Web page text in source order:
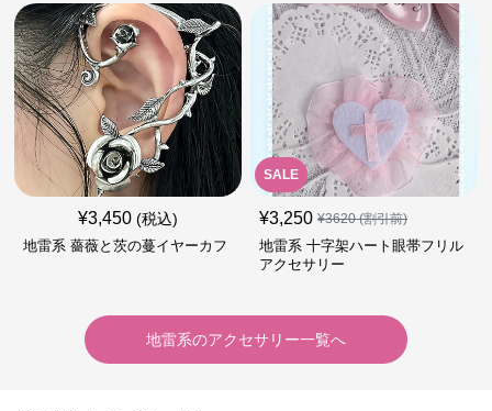
¥3,450 (税込)
地雷系 薔薇と茨の蔓イヤーカフ
SALE
¥3,250 ¥3620(割引前)
地雷系 十字架ハート眼帯フリル
アクセサリー
地雷系のアクセサリー一覧へ